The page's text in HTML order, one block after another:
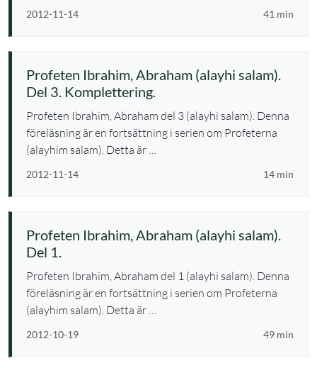
2012-11-14 41 min
Profeten Ibrahim, Abraham (alayhi salam).
Del 3. Komplettering.
Profeten Ibrahim, Abraham del 3 (alayhi salam). Denna
föreläsning är en fortsättning i serien om Profeterna
(alayhim salam). Detta är …
2012-11-14 14 min
Profeten Ibrahim, Abraham (alayhi salam).
Del 1.
Profeten Ibrahim, Abraham del 1 (alayhi salam). Denna
föreläsning är en fortsättning i serien om Profeterna
(alayhim salam). Detta är …
2012-10-19 49 min